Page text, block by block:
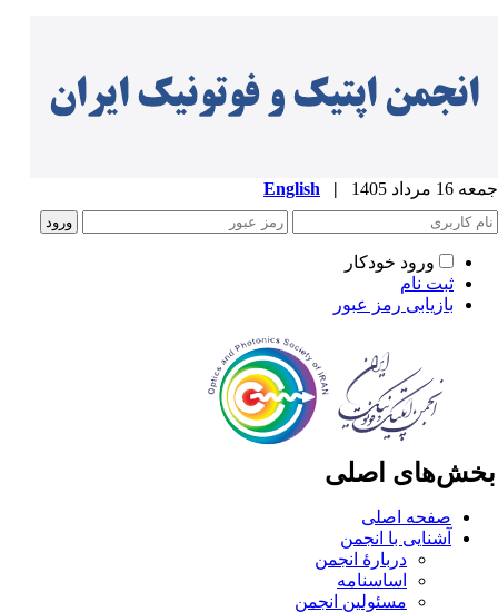
مرداد 1405 |
English
ورود خودکار
ثبت نام
بازیابی رمز عبور
اصلی
صفحه اصلی
آشنایی با انجمن
دربارۀ انجمن
اساسنامه
مسئولین انجمن